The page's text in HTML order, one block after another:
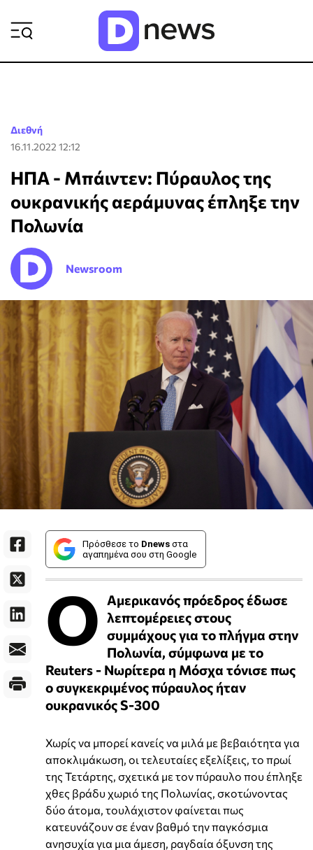
Διεθνή
16.11.2022 12:12
ΗΠΑ - Μπάιντεν: Πύραυλος της
ουκρανικής αεράμυνας έπληξε την
Πολωνία
Newsroom
Πρόσθεσε το Dnews στα
αγαπημένα σου στη Google
Ο Αμερικανός πρόεδρος έδωσε
λεπτομέρειες στους
συμμάχους για το πλήγμα στην
Πολωνία, σύμφωνα με το
Reuters - Νωρίτερα η Μόσχα τόνισε πως
ο συγκεκριμένος πύραυλος ήταν
ουκρανικός S-300
Χωρίς να μπορεί κανείς να μιλά με βεβαιότητα για
αποκλιμάκωση, οι τελευταίες εξελίξεις, το πρωί
της Τετάρτης, σχετικά με τον πύραυλο που έπληξε
χθες βράδυ χωριό της Πολωνίας, σκοτώνοντας
δύο άτομα, τουλάχιστον φαίνεται πως
κατευνάζουν σε έναν βαθμό την παγκόσμια
ανησυχία για μια άμεση, ραγδαία όξυνση της